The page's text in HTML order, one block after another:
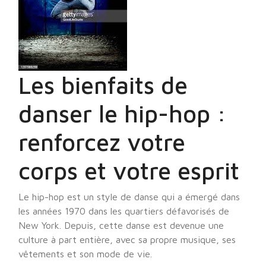
Les bienfaits de
danser le hip-hop :
renforcez votre
corps et votre esprit
Le hip-hop est un style de danse qui a émergé dans
les années 1970 dans les quartiers défavorisés de
New York. Depuis, cette danse est devenue une
culture à part entière, avec sa propre musique, ses
vêtements et son mode de vie.